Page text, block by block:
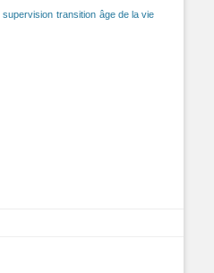
supervision transition âge de la vie